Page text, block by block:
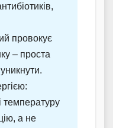
провокує
– проста
а не